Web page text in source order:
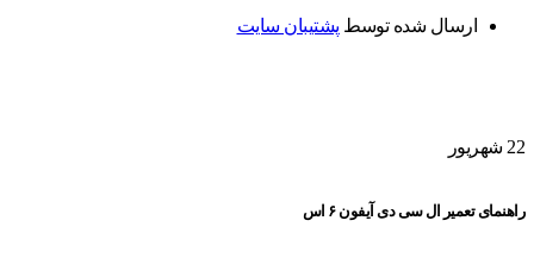
ارسال شده توسط پشتیبان سایت
22 شهریور
راهنمای تعمیر ال سی دی آیفون ۶ اس